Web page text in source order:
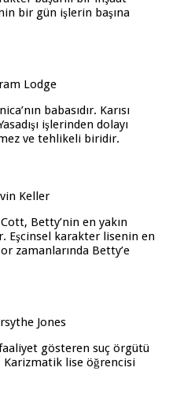
bir gün işlerin başına
babasıdır. Karısı
işlerinden dolayı
ve tehlikeli biridir.
Betty’nin en yakın
Eşcinsel karakter lisenin en
zamanlarında Betty’e
faaliyet gösteren suç örgütü
Karizmatik lise öğrencisi